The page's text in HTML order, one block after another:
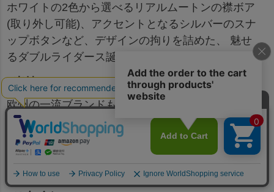
ホワイトの2色から選べるリアルムートンの襟ボア
(取り外し可能)、アクセントとなるシルバーのスナ
ップボタンなど、デザインの拘りを詰めた、 魅せ
るダブルライダース誕生。
●素材
欧州の一流ブランドも認める厳選されたAグレード
のプレミアムシープレザーを使用。約1.2mmの厚み
のあるプレミアムシープレザーを採用しており、
保温性が高いのが特徴です。シープならではの滑ら
かさ、柔らかさも持ち合わせた最高峰の羊革です。